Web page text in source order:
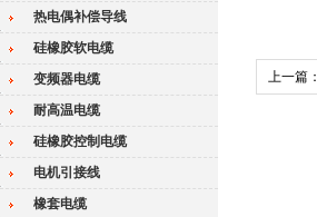
热电偶补偿导线
硅橡胶软电缆
变频器电缆
耐高温电缆
硅橡胶控制电缆
电机引接线
橡套电缆
上一篇：